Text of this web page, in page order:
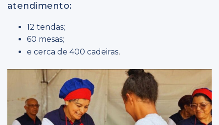
atendimento:
12 tendas;
60 mesas;
e cerca de 400 cadeiras.